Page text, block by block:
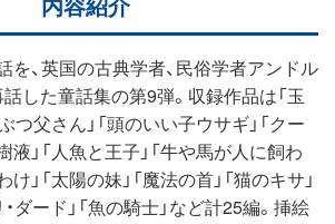
を、英国の古典学者、民俗学者アンドル
した童話集の第9弾。収録作品は「玉
つ父さん」「頭のいい子ウサギ」「クー
」「人魚と王子」「牛や馬が人に飼わ
」「太陽の妹」「魔法の首」「猫のキサ」
ダード」「魚の騎士」など計25編。挿絵